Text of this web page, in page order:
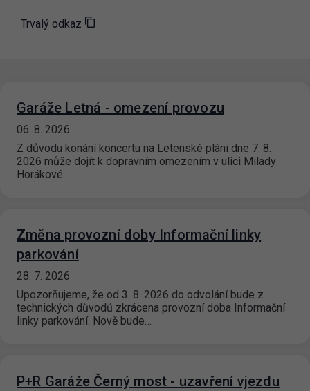
Trvalý odkaz
Garáže Letná - omezení provozu
06. 8. 2026
Z důvodu konání koncertu na Letenské pláni dne 7. 8.
2026 může dojít k dopravním omezením v ulici Milady
Horákové…
Změna provozní doby Informační linky
parkování
28. 7. 2026
Upozorňujeme, že od 3. 8. 2026 do odvolání bude z
technických důvodů zkrácena provozní doba Informační
linky parkování. Nově bude…
P+R Garáže Černý most - uzavření vjezdu